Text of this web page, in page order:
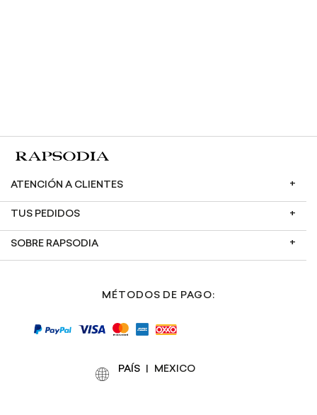
ATENCIÓN A CLIENTES
TUS PEDIDOS
SOBRE RAPSODIA
MÉTODOS DE PAGO:
PAÍS